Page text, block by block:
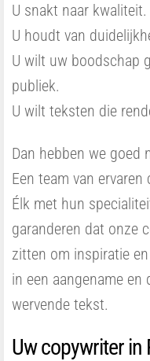
U snakt naar kwaliteit.
U houdt van
U wilt uw boodschap
publiek.
U wilt teksten die
Dan hebben we goed
Een team van
Élk met hun
garanderen dat onze
zitten om inspiratie
in een aangename en
wervende tekst.
Uw copywriter in